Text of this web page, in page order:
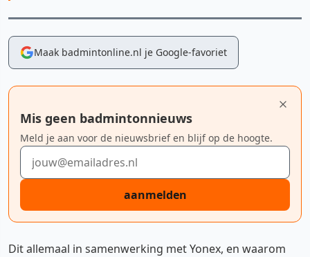
Maak badmintonline.nl je Google-favoriet
Mis geen badmintonnieuws
Meld je aan voor de nieuwsbrief en blijf op de hoogte.
E-mailadres
aanmelden
Dit allemaal in samenwerking met Yonex, en waarom